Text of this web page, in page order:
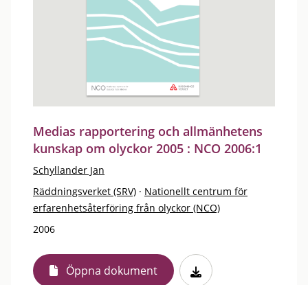
Medias rapportering och allmänhetens
kunskap om olyckor 2005 : NCO 2006:1
Schyllander Jan
Räddningsverket (SRV) · Nationellt centrum för
erfarenhetsåterföring från olyckor (NCO)
2006
Öppna dokument